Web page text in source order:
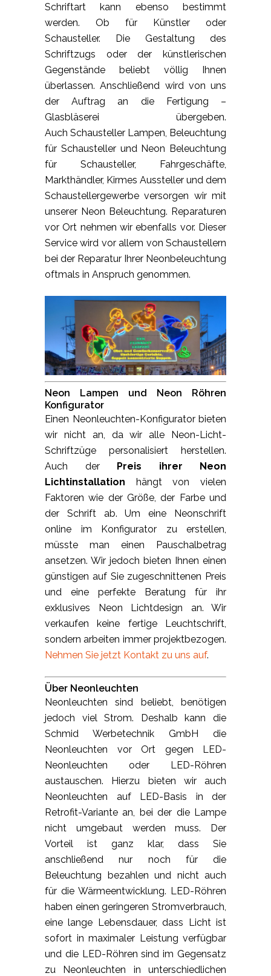
Schriftart kann ebenso bestimmt
werden. Ob für Künstler oder
Schausteller. Die Gestaltung des
Schriftzugs oder der künstlerischen
Gegenstände beliebt völlig Ihnen
überlassen. Anschließend wird von uns
der Auftrag an die Fertigung –
Glasbläserei übergeben.
Auch Schausteller Lampen, Beleuchtung
für Schausteller und Neon Beleuchtung
für Schausteller, Fahrgeschäfte,
Markthändler, Kirmes Aussteller und dem
Schaustellergewerbe versorgen wir mit
unserer Neon Beleuchtung. Reparaturen
vor Ort nehmen wir ebenfalls vor. Dieser
Service wird vor allem von Schaustellern
bei der Reparatur Ihrer Neonbeleuchtung
oftmals in Anspruch genommen.
Neon Lampen und Neon Röhren
Konfigurator
Einen Neonleuchten-Konfigurator bieten
wir nicht an, da wir alle Neon-Licht-
Schriftzüge personalisiert herstellen.
Auch der Preis ihrer Neon
Lichtinstallation hängt von vielen
Faktoren wie der Größe, der Farbe und
der Schrift ab. Um eine Neonschrift
online im Konfigurator zu erstellen,
müsste man einen Pauschalbetrag
ansetzen. Wir jedoch bieten Ihnen einen
günstigen auf Sie zugeschnittenen Preis
und eine perfekte Beratung für ihr
exklusives Neon Lichtdesign an. Wir
verkaufen keine fertige Leuchtschrift,
sondern arbeiten immer projektbezogen.
Nehmen Sie jetzt Kontakt zu uns auf.
Über Neonleuchten
Neonleuchten sind beliebt, benötigen
jedoch viel Strom. Deshalb kann die
Schmid Werbetechnik GmbH die
Neonleuchten vor Ort gegen LED-
Neonleuchten oder LED-Röhren
austauschen. Hierzu bieten wir auch
Neonleuchten auf LED-Basis in der
Retrofit-Variante an, bei der die Lampe
nicht umgebaut werden muss. Der
Vorteil ist ganz klar, dass Sie
anschließend nur noch für die
Beleuchtung bezahlen und nicht auch
für die Wärmeentwicklung. LED-Röhren
haben einen geringeren Stromverbrauch,
eine lange Lebensdauer, dass Licht ist
sofort in maximaler Leistung verfügbar
und die LED-Röhren sind im Gegensatz
zu Neonleuchten in unterschiedlichen